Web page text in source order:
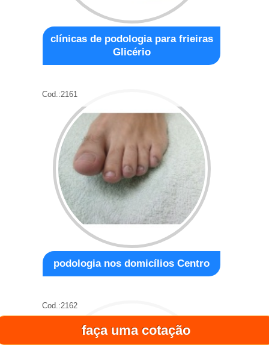
faça uma cotação
clínicas de podologia para frieiras
Glicério
Cod.:2161
podologia nos domicílios Centro
Cod.:2162